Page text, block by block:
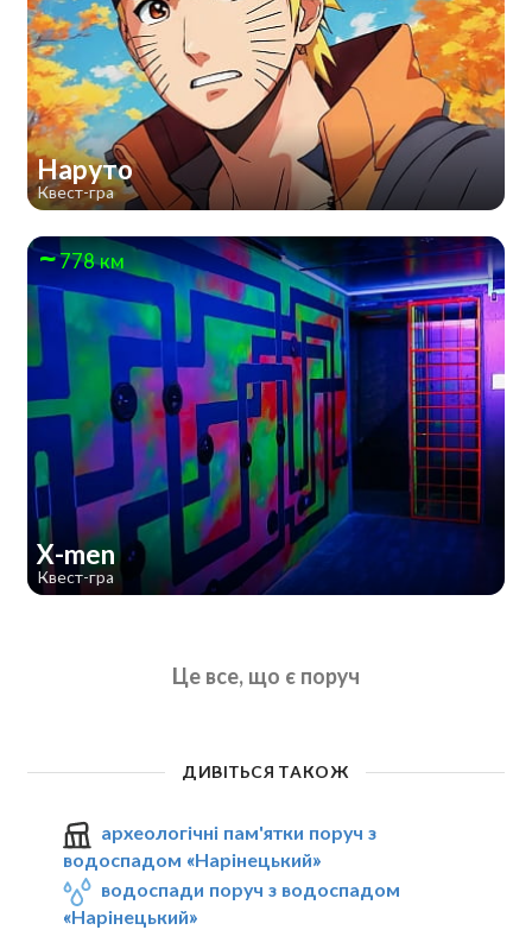
Наруто
Квест-гра
778 км
X-men
Квест-гра
Це все, що є поруч
ДИВІТЬСЯ ТАКОЖ
археологічні пам'ятки поруч з
водоспадом «Нарінецький»
водоспади поруч з водоспадом
«Нарінецький»